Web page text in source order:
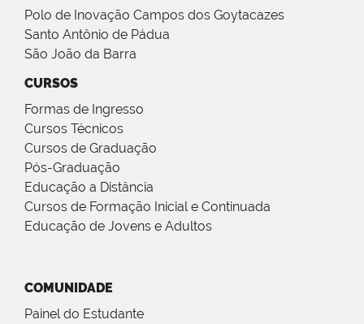
Polo de Inovação Campos dos Goytacazes
Santo Antônio de Pádua
São João da Barra
CURSOS
Formas de Ingresso
Cursos Técnicos
Cursos de Graduação
Pós-Graduação
Educação a Distância
Cursos de Formação Inicial e Continuada
Educação de Jovens e Adultos
COMUNIDADE
Painel do Estudante